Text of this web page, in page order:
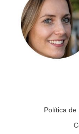
Política de